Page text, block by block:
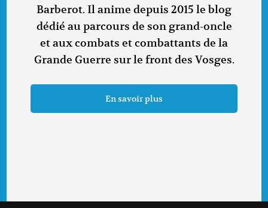
Barberot. Il anime depuis 2015 le blog
dédié au parcours de son grand-oncle
et aux combats et combattants de la
Grande Guerre sur le front des Vosges.
En savoir plus